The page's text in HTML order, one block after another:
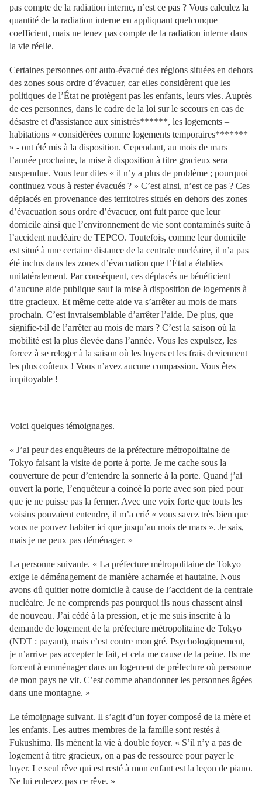
pas compte de la radiation interne, n’est ce pas ? Vous calculez la
quantité de la radiation interne en appliquant quelconque
coefficient, mais ne tenez pas compte de la radiation interne dans
la vie réelle.
Certaines personnes ont auto-évacué des régions situées en dehors
des zones sous ordre d’évacuer, car elles considèrent que les
politiques de l’État ne protègent pas les enfants, leurs vies. Auprès
de ces personnes, dans le cadre de la loi sur le secours en cas de
désastre et d'assistance aux sinistrés******, les logements –
habitations « considérées comme logements temporaires*******
» - ont été mis à la disposition. Cependant, au mois de mars
l’année prochaine, la mise à disposition à titre gracieux sera
suspendue. Vous leur dites « il n’y a plus de problème ; pourquoi
continuez vous à rester évacués ? » C’est ainsi, n’est ce pas ? Ces
déplacés en provenance des territoires situés en dehors des zones
d’évacuation sous ordre d’évacuer, ont fuit parce que leur
domicile ainsi que l’environnement de vie sont contaminés suite à
l’accident nucléaire de TEPCO. Toutefois, comme leur domicile
est situé à une certaine distance de la centrale nucléaire, il n’a pas
été inclus dans les zones d’évacuation que l’État a établies
unilatéralement. Par conséquent, ces déplacés ne bénéficient
d’aucune aide publique sauf la mise à disposition de logements à
titre gracieux. Et même cette aide va s’arrêter au mois de mars
prochain. C’est invraisemblable d’arrêter l’aide. De plus, que
signifie-t-il de l’arrêter au mois de mars ? C’est la saison où la
mobilité est la plus élevée dans l’année. Vous les expulsez, les
forcez à se reloger à la saison où les loyers et les frais deviennent
les plus coûteux ! Vous n’avez aucune compassion. Vous êtes
impitoyable !
Voici quelques témoignages.
« J’ai peur des enquêteurs de la préfecture métropolitaine de
Tokyo faisant la visite de porte à porte. Je me cache sous la
couverture de peur d’entendre la sonnerie à la porte. Quand j’ai
ouvert la porte, l’enquêteur a coincé la porte avec son pied pour
que je ne puisse pas la fermer. Avec une voix forte que touts les
voisins pouvaient entendre, il m’a crié « vous savez très bien que
vous ne pouvez habiter ici que jusqu’au mois de mars ». Je sais,
mais je ne peux pas déménager. »
La personne suivante. « La préfecture métropolitaine de Tokyo
exige le déménagement de manière acharnée et hautaine. Nous
avons dû quitter notre domicile à cause de l’accident de la centrale
nucléaire. Je ne comprends pas pourquoi ils nous chassent ainsi
de nouveau. J’ai cédé à la pression, et je me suis inscrite à la
demande de logement de la préfecture métropolitaine de Tokyo
(NDT : payant), mais c’est contre mon gré. Psychologiquement,
je n’arrive pas accepter le fait, et cela me cause de la peine. Ils me
forcent à emménager dans un logement de préfecture où personne
de mon pays ne vit. C’est comme abandonner les personnes âgées
dans une montagne. »
Le témoignage suivant. Il s’agit d’un foyer composé de la mère et
les enfants. Les autres membres de la famille sont restés à
Fukushima. Ils mènent la vie à double foyer. « S’il n’y a pas de
logement à titre gracieux, on a pas de ressource pour payer le
loyer. Le seul rêve qui est resté à mon enfant est la leçon de piano.
Ne lui enlevez pas ce rêve. »